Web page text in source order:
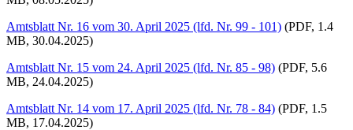
Amtsblatt Nr. 16 vom 30. April 2025 (lfd. Nr. 99 - 101) (PDF, 1.4
MB, 30.04.2025)
Amtsblatt Nr. 15 vom 24. April 2025 (lfd. Nr. 85 - 98) (PDF, 5.6
MB, 24.04.2025)
Amtsblatt Nr. 14 vom 17. April 2025 (lfd. Nr. 78 - 84) (PDF, 1.5
MB, 17.04.2025)